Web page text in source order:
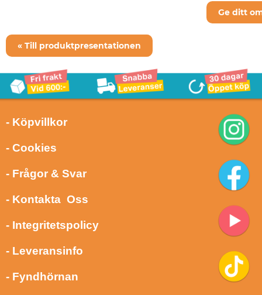
Ge ditt
« Till produktpresentationen
- Köpvillkor
- Cookies
- Frågor & Svar
- Kontakta Oss
- Integritetspolicy
- Leveransinfo
- Fyndhörnan